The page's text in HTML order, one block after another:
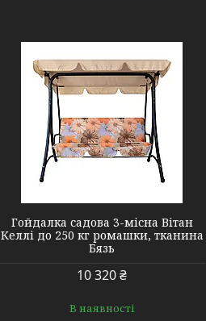
Гойдалка садова 3-місна Вітан
Келлі до 250 кг ромашки, тканина
Бязь
10 320 ₴
В наявності